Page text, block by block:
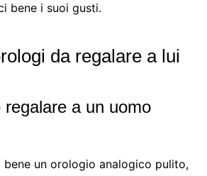
bene i suoi gusti.
da regalare a lui
regalare a un uomo
un orologio analogico pulito,